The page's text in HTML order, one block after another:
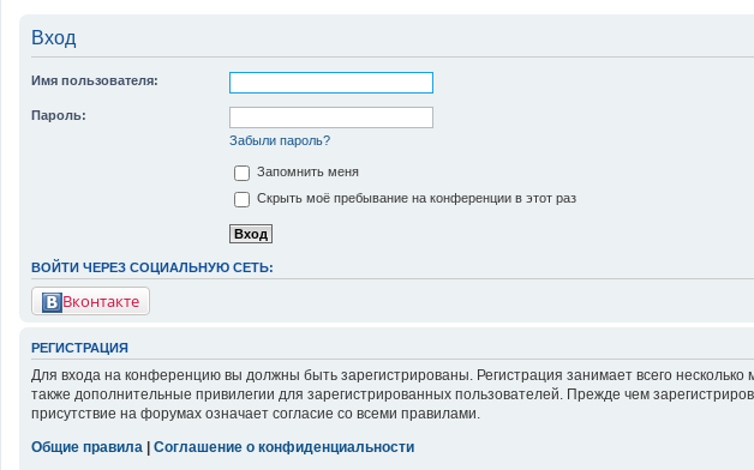
Вход
Имя пользователя:
Пароль:
Забыли пароль?
Запомнить меня
Скрыть моё пребывание на конференции в этот раз
ВОЙТИ ЧЕРЕЗ СОЦИАЛЬНУЮ СЕТЬ:
Вконтакте
РЕГИСТРАЦИЯ
Для входа на конференцию вы должны быть зарегистрированы. Регистрация занимает всего
также дополнительные привилегии для зарегистрированных пользователей. Прежде чем
присутствие на форумах означает согласие со всеми правилами.
Общие правила
Соглашение о конфиденциальности